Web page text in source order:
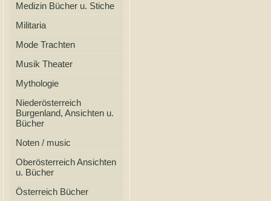
Medizin Bücher u. Stiche
Militaria
Mode Trachten
Musik Theater
Mythologie
Niederösterreich
Burgenland, Ansichten u.
Bücher
Noten / music
Oberösterreich Ansichten
u. Bücher
Österreich Bücher